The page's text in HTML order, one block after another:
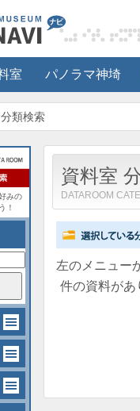
室 パノラマ神埼
類検索
資料室
DATAROOM
左のメニュー
件の資料があ
みの
！